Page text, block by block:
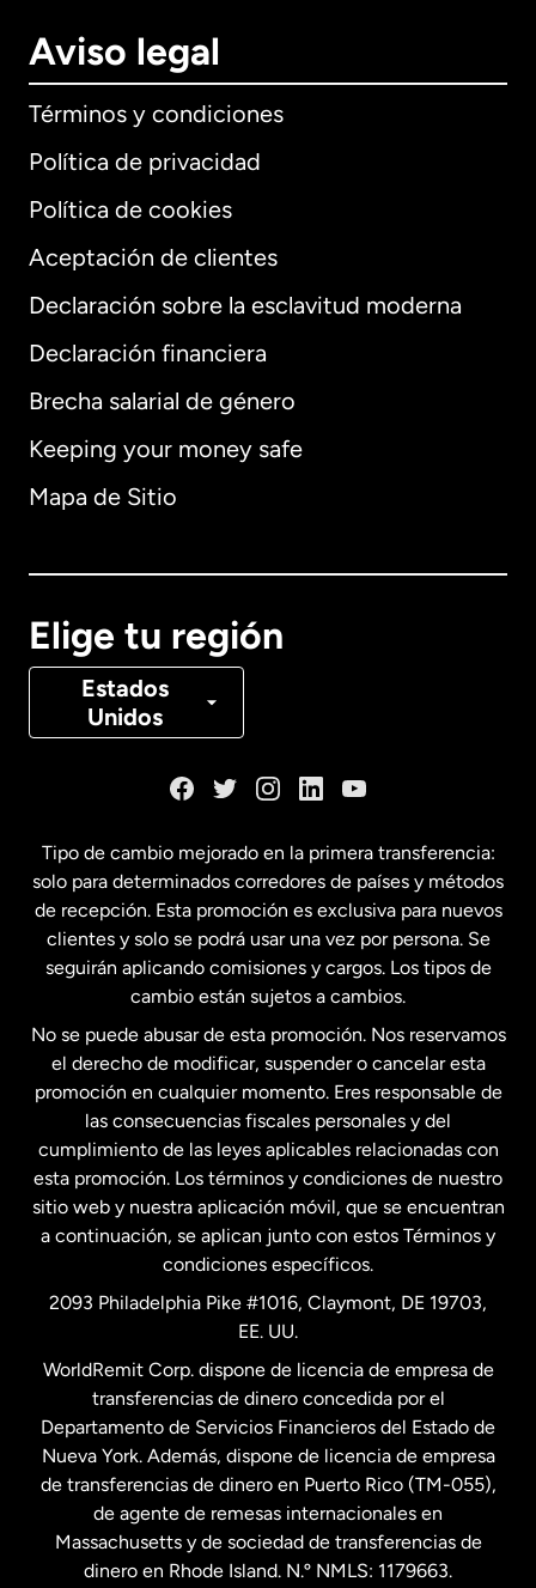
Aviso legal
Términos y condiciones
Política de privacidad
Política de cookies
Aceptación de clientes
Declaración sobre la esclavitud moderna
Declaración financiera
Brecha salarial de género
Keeping your money safe
Mapa de Sitio
Elige tu región
Estados
Unidos
Internacional English
Alemania
Canadá Français
Estados Unidos English
Estados Unidos Español
Francia
Malasia
Nueva Zelanda
Países Bajos
Suecia
Tipo de cambio mejorado en la primera transferencia:
solo para determinados corredores de países y métodos
de recepción. Esta promoción es exclusiva para nuevos
clientes y solo se podrá usar una vez por persona. Se
seguirán aplicando comisiones y cargos. Los tipos de
cambio están sujetos a cambios.
No se puede abusar de esta promoción. Nos reservamos
el derecho de modificar, suspender o cancelar esta
promoción en cualquier momento. Eres responsable de
las consecuencias fiscales personales y del
cumplimiento de las leyes aplicables relacionadas con
esta promoción. Los términos y condiciones de nuestro
sitio web y nuestra aplicación móvil, que se encuentran
a continuación, se aplican junto con estos Términos y
condiciones específicos.
2093 Philadelphia Pike #1016, Claymont, DE 19703,
EE. UU.
WorldRemit Corp. dispone de licencia de empresa de
transferencias de dinero concedida por el
Departamento de Servicios Financieros del Estado de
Nueva York. Además, dispone de licencia de empresa
de transferencias de dinero en Puerto Rico (TM-055),
de agente de remesas internacionales en
Massachusetts y de sociedad de transferencias de
dinero en Rhode Island. N.º NMLS: 1179663.